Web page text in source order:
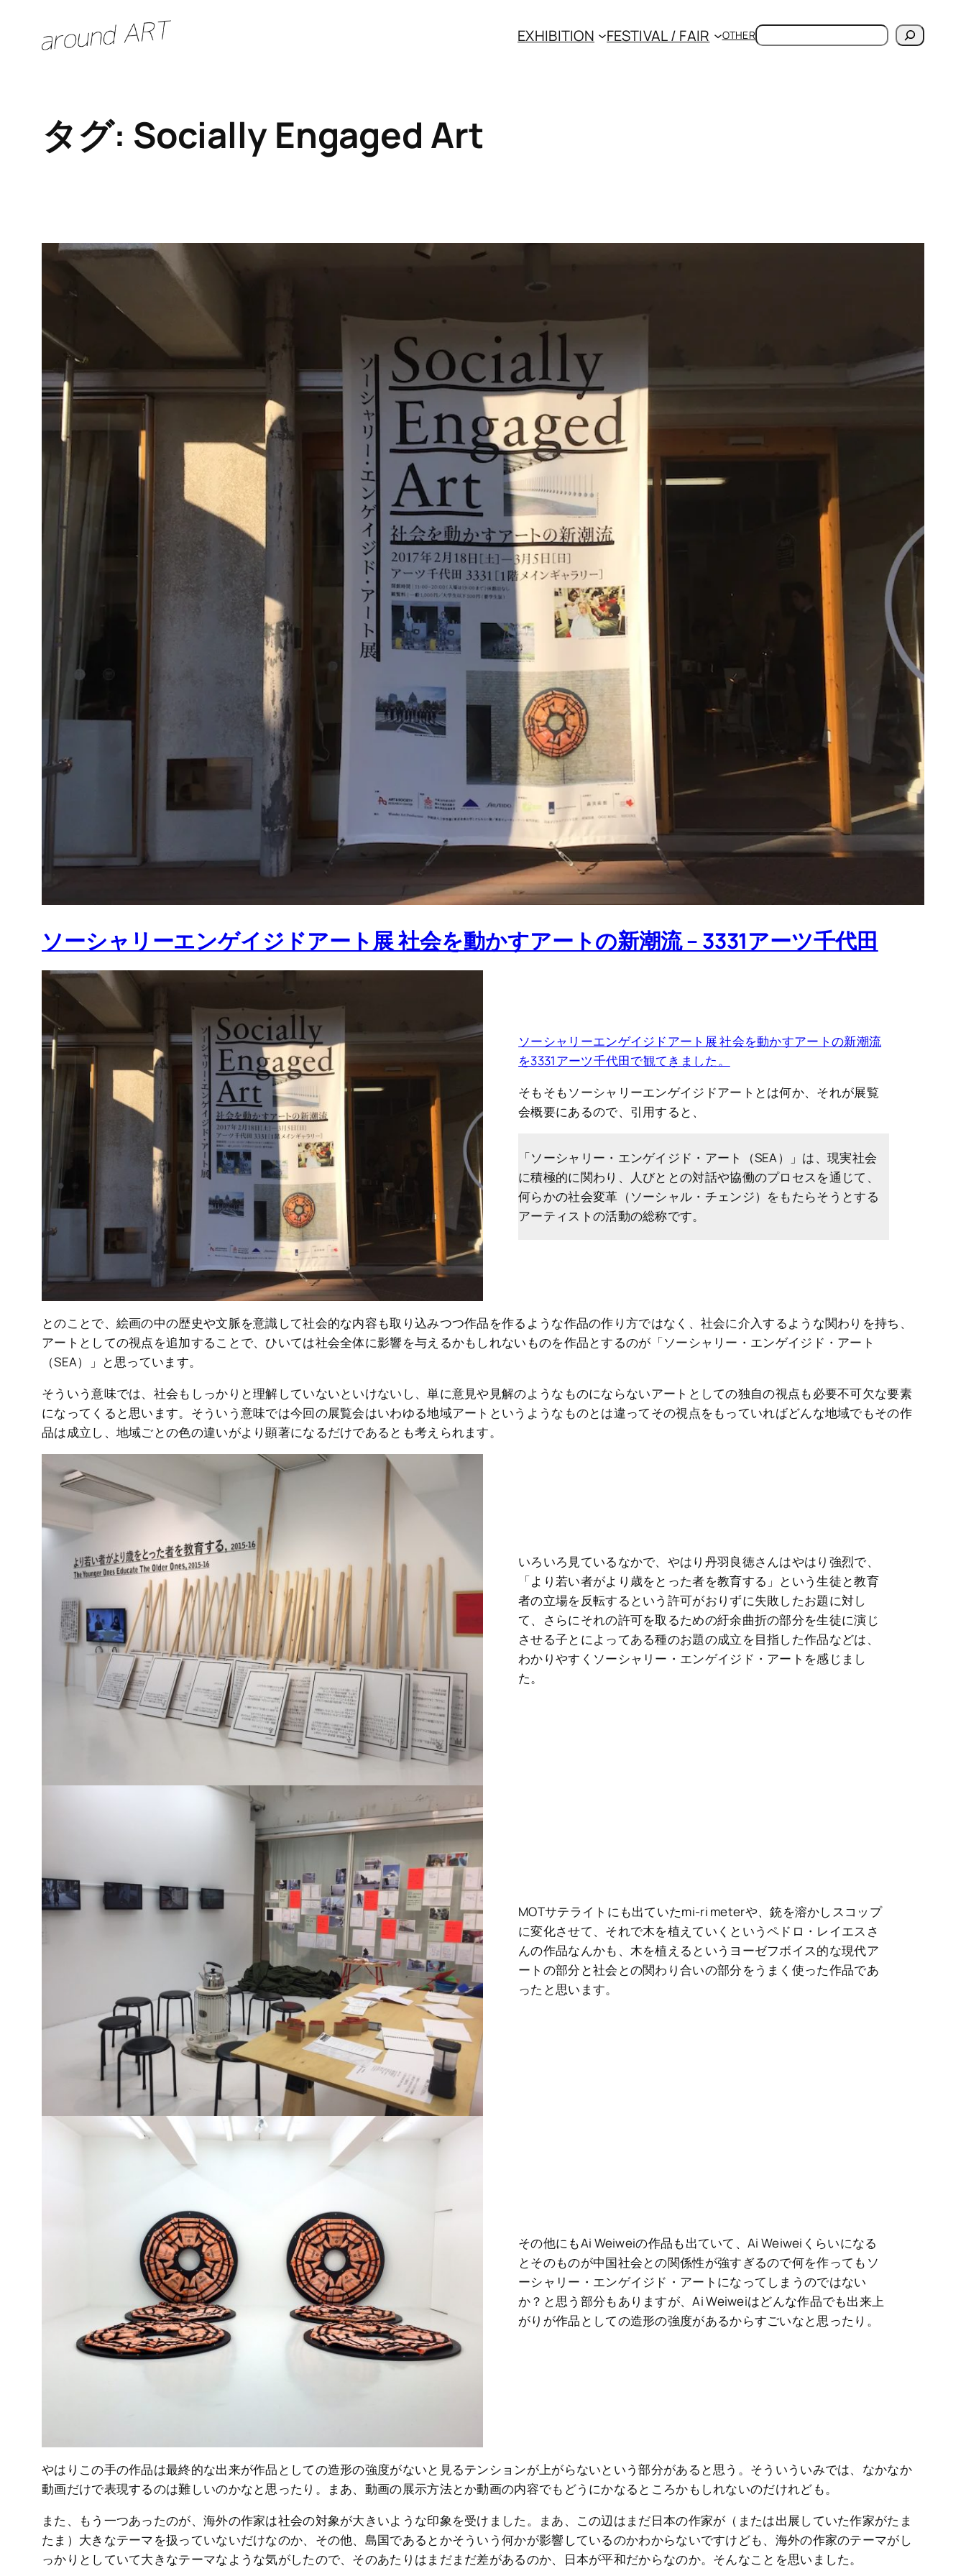
EXHIBITION FESTIVAL / FAIR OTHER検
タグ: Socially Engaged Art
ソーシャリーエンゲイジドアート展 社会を動かすアートの新潮流 – 3331アーツ千代田
ソーシャリーエンゲイジドアート展 社会を動かすアートの新潮流
を3331アーツ千代田で観てきました。
そもそもソーシャリーエンゲイジドアートとは何か、それが展覧
会概要にあるので、引用すると、
「ソーシャリー・エンゲイジド・アート（SEA）」は、現実社会
に積極的に関わり、人びととの対話や協働のプロセスを通じて、
何らかの社会変革（ソーシャル・チェンジ）をもたらそうとする
アーティストの活動の総称です。
とのことで、絵画の中の歴史や文脈を意識して社会的な内容も取り込みつつ作品を作るような作品の作り方ではなく、社会に介入するような関わりを持ち、
アートとしての視点を追加することで、ひいては社会全体に影響を与えるかもしれないものを作品とするのが「ソーシャリー・エンゲイジド・アート
（SEA）」と思っています。
そういう意味では、社会もしっかりと理解していないといけないし、単に意見や見解のようなものにならないアートとしての独自の視点も必要不可欠な要素
になってくると思います。そういう意味では今回の展覧会はいわゆる地域アートというようなものとは違ってその視点をもっていればどんな地域でもその作
品は成立し、地域ごとの色の違いがより顕著になるだけであるとも考えられます。
いろいろ見ているなかで、やはり丹羽良徳さんはやはり強烈で、
「より若い者がより歳をとった者を教育する」という生徒と教育
者の立場を反転するという許可がおりずに失敗したお題に対し
て、さらにそれの許可を取るための紆余曲折の部分を生徒に演じ
させる子とによってある種のお題の成立を目指した作品などは、
わかりやすくソーシャリー・エンゲイジド・アートを感じまし
た。
MOTサテライトにも出ていたmi-ri meterや、銃を溶かしスコップ
に変化させて、それで木を植えていくというペドロ・レイエスさ
んの作品なんかも、木を植えるというヨーゼフボイス的な現代ア
ートの部分と社会との関わり合いの部分をうまく使った作品であ
ったと思います。
その他にもAi Weiweiの作品も出ていて、Ai Weiweiくらいになる
とそのものが中国社会との関係性が強すぎるので何を作ってもソ
ーシャリー・エンゲイジド・アートになってしまうのではない
か？と思う部分もありますが、Ai Weiweiはどんな作品でも出来上
がりが作品としての造形の強度があるからすごいなと思ったり。
やはりこの手の作品は最終的な出来が作品としての造形の強度がないと見るテンションが上がらないという部分があると思う。そういういみでは、なかなか
動画だけで表現するのは難しいのかなと思ったり。まあ、動画の展示方法とか動画の内容でもどうにかなるところかもしれないのだけれども。
また、もう一つあったのが、海外の作家は社会の対象が大きいような印象を受けました。まあ、この辺はまだ日本の作家が（または出展していた作家がたま
たま）大きなテーマを扱っていないだけなのか、その他、島国であるとかそういう何かが影響しているのかわからないですけども、海外の作家のテーマがし
っかりとしていて大きなテーマなような気がしたので、そのあたりはまだまだ差があるのか、日本が平和だからなのか。そんなことを思いました。